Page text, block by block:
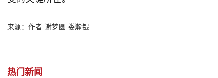
来源：作者 谢梦圆 娄瀚锟
热门新闻